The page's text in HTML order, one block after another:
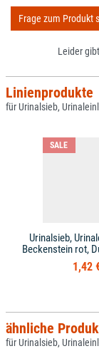
Frage zum Produkt
Leider
Linienprodukte
für Urinalsieb,
SALE
Urinalsieb,
Beckenstein rot,
1,42
ähnliche
für Urinalsieb,